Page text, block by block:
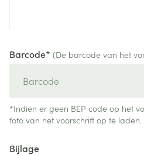
Barcode* (De barcode van het
*Indien er geen BEP code op het
foto van het voorschrift op te laden.
Bijlage